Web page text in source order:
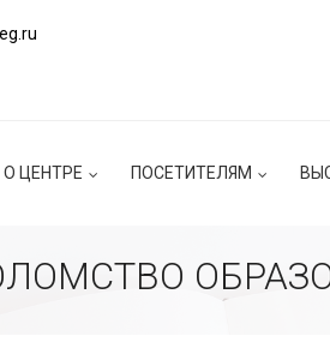
О ЦЕНТРЕ ПОСЕТИТЕЛЯМ